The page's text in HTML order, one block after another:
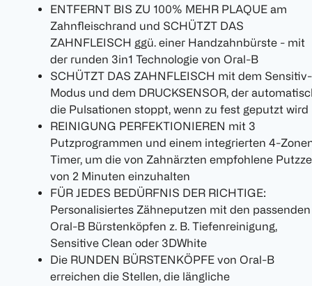
ENTFERNT BIS ZU 100% MEHR PLAQUE am
Zahnfleischrand und SCHÜTZT DAS
ZAHNFLEISCH ggü. einer Handzahnbürste - mit
der runden 3in1 Technologie von Oral-B
SCHÜTZT DAS ZAHNFLEISCH mit dem Sensitiv-
Modus und dem DRUCKSENSOR, der
die Pulsationen stoppt, wenn zu fest geputzt wird
REINIGUNG PERFEKTIONIEREN mit 3
Putzprogrammen und einem integrierten 4-
Timer, um die von Zahnärzten empfohlene
von 2 Minuten einzuhalten
FÜR JEDES BEDÜRFNIS DER RICHTIGE:
Personalisiertes Zähneputzen mit den passenden
Oral-B Bürstenköpfen z. B. Tiefenreinigung,
Sensitive Clean oder 3DWhite
Die RUNDEN BÜRSTENKÖPFE von Oral-B
erreichen die Stellen, die längliche